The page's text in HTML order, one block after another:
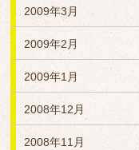
2009年3月
2009年2月
2009年1月
2008年12月
2008年11月